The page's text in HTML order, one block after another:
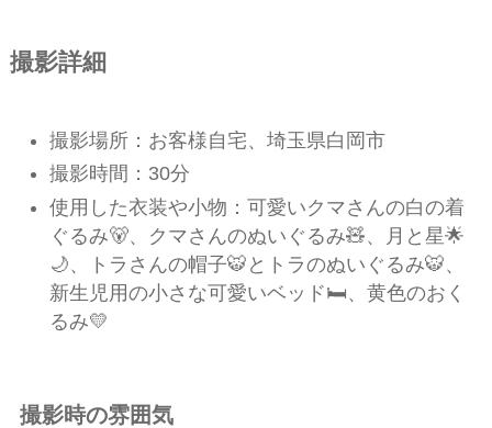
撮影詳細
撮影場所：お客様自宅、埼玉県白岡市
撮影時間：30分
使用した衣装や小物：可愛いクマさんの白の着
ぐるみ🐻、クマさんのぬいぐるみ🧸、月と星🌟
🌙、トラさんの帽子🐯とトラのぬいぐるみ🐯、
新生児用の小さな可愛いベッド🛏️、黄色のおく
るみ💛
撮影時の雰囲気